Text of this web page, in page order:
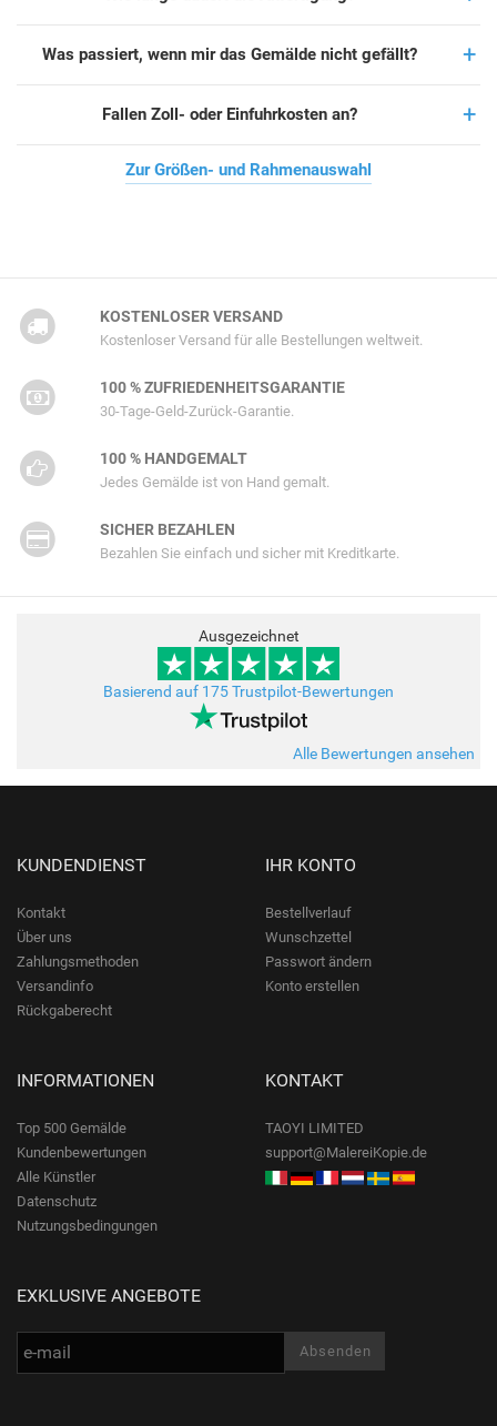
Was passiert, wenn mir das Gemälde nicht gefällt?
Fallen Zoll- oder Einfuhrkosten an?
Zur Größen- und Rahmenauswahl
KOSTENLOSER VERSAND
Kostenloser Versand für alle Bestellungen weltweit.
100 % ZUFRIEDENHEITSGARANTIE
30-Tage-Geld-Zurück-Garantie.
100 % HANDGEMALT
Jedes Gemälde ist von Hand gemalt.
SICHER BEZAHLEN
Bezahlen Sie einfach und sicher mit Kreditkarte.
Ausgezeichnet
Basierend auf 175 Trustpilot-Bewertungen
Alle Bewertungen ansehen
KUNDENDIENST
Kontakt
Über uns
Zahlungsmethoden
Versandinfo
Rückgaberecht
IHR KONTO
Bestellverlauf
Wunschzettel
Passwort ändern
Konto erstellen
INFORMATIONEN
Top 500 Gemälde
Kundenbewertungen
Alle Künstler
Datenschutz
Nutzungsbedingungen
KONTAKT
TAOYI LIMITED
support@MalereiKopie.de
EXKLUSIVE ANGEBOTE